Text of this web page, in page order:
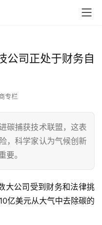
公司正处于财务自
专栏
碳捕获技术联盟，这表
，科学家认为气候创新
要。
大公司受到财务和法律挑
亿美元从大气中去除碳的